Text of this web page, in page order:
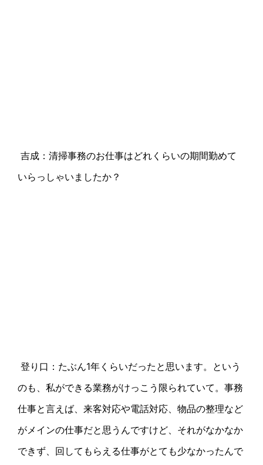
吉成：清掃事務のお仕事はどれくらいの期間勤めて
いらっしゃいましたか？
登り口：たぶん1年くらいだったと思います。という
のも、私ができる業務がけっこう限られていて。事務
仕事と言えば、来客対応や電話対応、物品の整理など
がメインの仕事だと思うんですけど、それがなかなか
できず、回してもらえる仕事がとても少なかったんで